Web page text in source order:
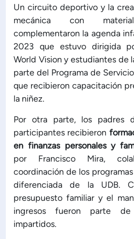
Línea de tiempo
Un circuito deportivo y la
mecánica con
complementaron la agenda
2023 que estuvo dirigida
World Vision y estudiantes de
parte del Programa de
que recibieron capacitación
la niñez.
Por otra parte, los padres
participantes recibieron
en finanzas personales y
por Francisco Mira,
coordinación de los
diferenciada de la UDB.
presupuesto familiar y el
ingresos fueron parte
impartidos.